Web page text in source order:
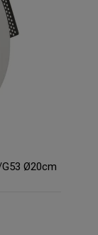
G53 Ø20cm